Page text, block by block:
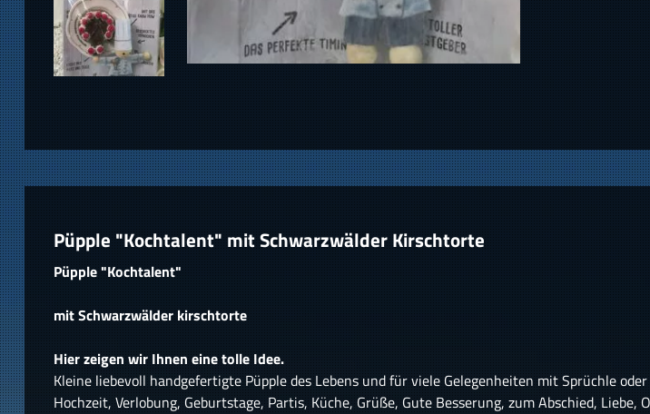
Püpple "Kochtalent" mit Schwarzwälder Kirschtorte
Püpple "Kochtalent"
mit Schwarzwälder kirschtorte
Hier zeigen wir Ihnen eine tolle Idee.
Kleine liebevoll handgefertigte Püpple des Lebens und für viele Gelegenheiten mit Sprüchle
Hochzeit, Verlobung, Geburtstage, Partis, Küche, Grüße, Gute Besserung, zum Abschied,